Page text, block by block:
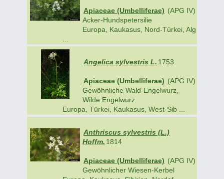
Apiaceae (Umbelliferae) (APG IV)
Acker-Hundspetersilie
Europa, Kaukasus, Nord-Türkei, Alg
Angelica sylvestris L. 1753
Apiaceae (Umbelliferae) (APG IV)
Gewöhnliche Wald-Engelwurz,
Wilde Engelwurz
Europa, Türkei, Kaukasus, West-Sib ...
Anthriscus sylvestris (L.)
Hoffm. 1814
Apiaceae (Umbelliferae) (APG IV)
Gewöhnlicher Wiesen-Kerbel